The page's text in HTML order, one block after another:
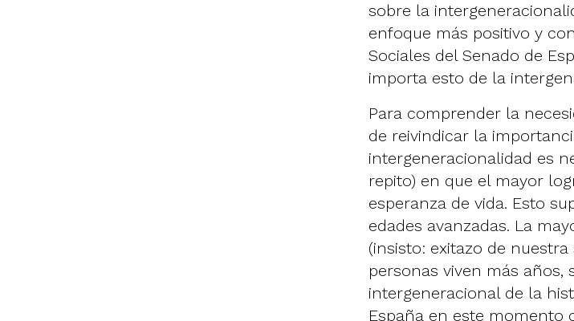
sobre la
enfoque más positivo y
Sociales del Senado de
importa esto de la
Para comprender la
de reivindicar la
intergeneracionalidad es
repito) en que el mayor
esperanza de vida. Esto
edades avanzadas. La
(insisto: exitazo de
personas viven más
intergeneracional de la
España en este momento